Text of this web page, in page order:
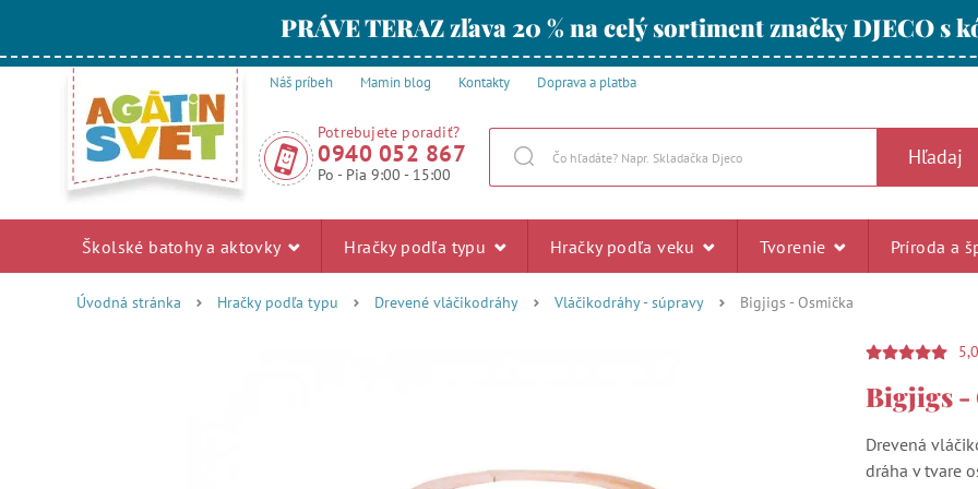
PRÁVE TERAZ zľava 20 % na celý sortiment značky DJECO s
Náš príbeh Mamin blog Kontakty Doprava a platba
Potrebujete poradiť?
0940 052 867
Po - Pia 9:00 - 15:00
Hľadaj
Školské batohy a aktovky Hračky podľa typu Hračky podľa veku Tvorenie Príroda a
Úvodná stránka Hračky podľa typu Drevené vláčikodráhy Vláčikodráhy - súpravy Bigjigs - Osmička
5,0
Bigjigs -
Drevená
dráha v tvare